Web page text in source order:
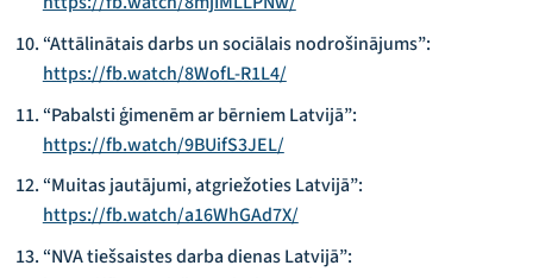
“Attālinātais darbs un sociālais nodrošinājums”:
https://fb.watch/8WofL-R1L4/
“Pabalsti ģimenēm ar bērniem Latvijā”:
https://fb.watch/9BUifS3JEL/
“Muitas jautājumi, atgriežoties Latvijā”:
https://fb.watch/a16WhGAd7X/
“NVA tiešsaistes darba dienas Latvijā”: